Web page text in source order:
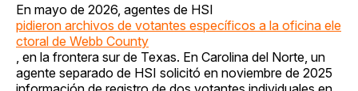
En mayo de 2026, agentes de HSI
pidieron archivos de votantes específicos a la oficina ele
ctoral de Webb County
, en la frontera sur de Texas. En Carolina del Norte, un
agente separado de HSI solicitó en noviembre de 2025